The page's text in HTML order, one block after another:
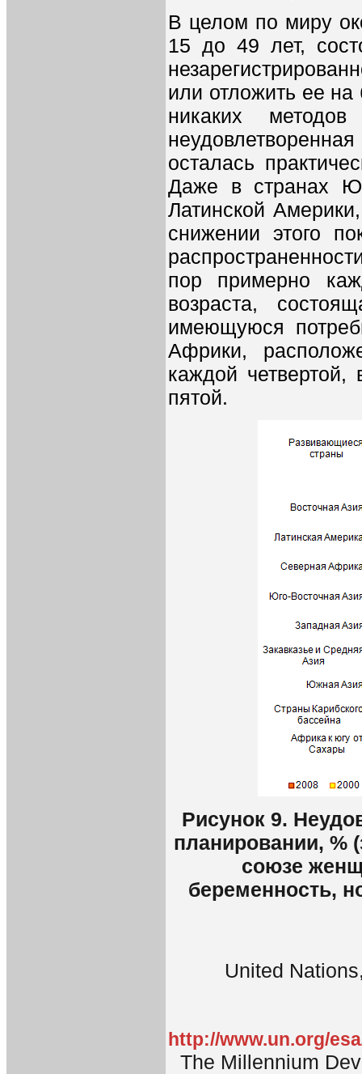
В целом по миру
15 до 49 лет,
или отложить ее
никаких
осталась
Даже в странах
Латинской
снижении этого
пор примерно
возраста,
имеющуюся
Африки,
каждой четвертой,
пятой.
Рисунок 9.
планировании, %
союзе
беременность,
United
http://www.un.org/
The Millennium